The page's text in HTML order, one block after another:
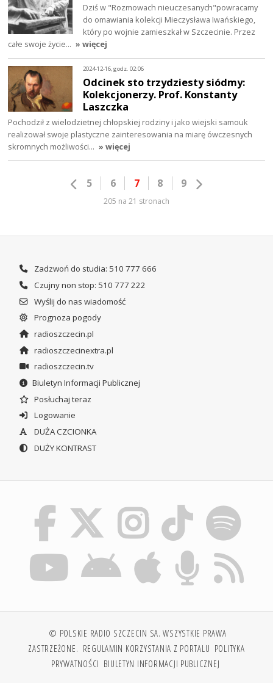
Dziś w "Rozmowach nieuczesanych"powracamy
do omawiania kolekcji Mieczysława Iwańskiego,
który po wojnie zamieszkał w Szczecinie. Przez
całe swoje życie… » więcej
2024-12-16, godz. 02:06
Odcinek sto trzydziesty siódmy:
Kolekcjonerzy. Prof. Konstanty
Laszczka
Pochodził z wielodzietnej chłopskiej rodziny i jako wiejski samouk
realizował swoje plastyczne zainteresowania na miarę ówczesnych
skromnych możliwości… » więcej
5 6 7 8 9
205 na 21 stronach
Zadzwoń do studia: 510 777 666
Czujny non stop: 510 777 222
Wyślij do nas wiadomość
Prognoza pogody
radioszczecin.pl
radioszczecinextra.pl
radioszczecin.tv
Biuletyn Informacji Publicznej
Posłuchaj teraz
Logowanie
DUŻA CZCIONKA
DUŻY KONTRAST
© POLSKIE RADIO SZCZECIN SA. WSZYSTKIE PRAWA
ZASTRZEŻONE. REGULAMIN KORZYSTANIA Z PORTALU POLITYKA
PRYWATNOŚCI BIULETYN INFORMACJI PUBLICZNEJ